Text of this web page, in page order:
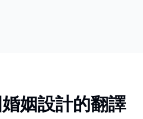
姻設計的翻譯